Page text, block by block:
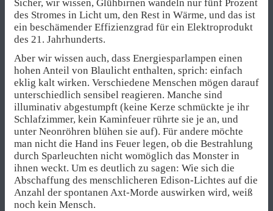
Sicher, wir wissen, Glühbirnen wandeln nur fünf Prozent
des Stromes in Licht um, den Rest in Wärme, und das ist
ein beschämender Effizienzgrad für ein Elektroprodukt
des 21. Jahrhunderts.
Aber wir wissen auch, dass Energiesparlampen einen
hohen Anteil von Blaulicht enthalten, sprich: einfach
eklig kalt wirken. Verschiedene Menschen mögen darauf
unterschiedlich sensibel reagieren. Manche sind
illuminativ abgestumpft (keine Kerze schmückte je ihr
Schlafzimmer, kein Kaminfeuer rührte sie je an, und
unter Neonröhren blühen sie auf). Für andere möchte
man nicht die Hand ins Feuer legen, ob die Bestrahlung
durch Sparleuchten nicht womöglich das Monster in
ihnen weckt. Um es deutlich zu sagen: Wie sich die
Abschaffung des menschlicheren Edison-Lichtes auf die
Anzahl der spontanen Axt-Morde auswirken wird, weiß
noch kein Mensch.